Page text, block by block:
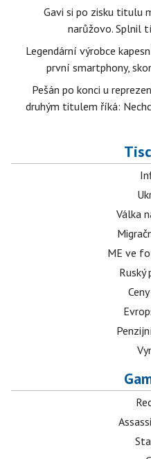
Gavi si po zisku titulu
narůžovo. Splnil
Legendární výrobce
první smartphony,
Pešán po konci u
druhým titulem říká:
Válka
ME ve
Ruský